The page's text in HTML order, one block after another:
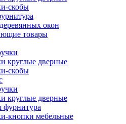
скобы
окон
товары
круглые дверные
скобы
круглые дверные
фурнитура
кнопки мебельные